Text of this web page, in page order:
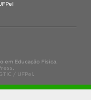
em Educação Física.
.
/ UFPel.